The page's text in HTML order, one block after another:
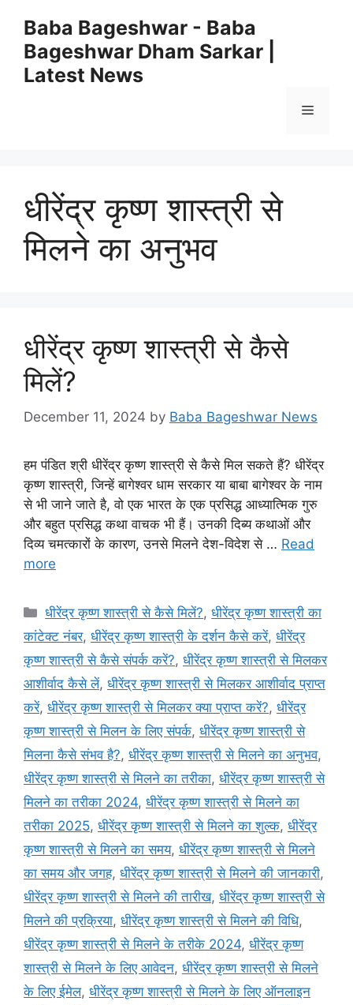
content
Baba Bageshwar - Baba
Bageshwar Dham Sarkar |
Latest News
Menu
धीरेंद्र कृष्ण शास्त्री से
मिलने का अनुभव
धीरेंद्र कृष्ण शास्त्री से कैसे
मिलें?
December 11, 2024 by Baba Bageshwar News
हम पंडित श्री धीरेंद्र कृष्ण शास्त्री से कैसे मिल सकते हैं? धीरेंद्र
कृष्ण शास्त्री, जिन्हें बागेश्वर धाम सरकार या बाबा बागेश्वर के नाम
से भी जाने जाते है, वो एक भारत के एक प्रसिद्ध आध्यात्मिक गुरु
और बहुत प्रसिद्ध कथा वाचक भी हैं। उनकी दिब्य कथाओं और
दिव्य चमत्कारों के कारण, उनसे मिलने देश-विदेश से … Read
more
Categories
धीरेंद्र कृष्ण शास्त्री से कैसे मिलें?,धीरेंद्र कृष्ण शास्त्री का
कांटेक्ट नंबर, धीरेंद्र कृष्ण शास्त्री के दर्शन कैसे करें, धीरेंद्र
कृष्ण शास्त्री से कैसे संपर्क करें?, धीरेंद्र कृष्ण शास्त्री से मिलकर
आशीर्वाद कैसे लें, धीरेंद्र कृष्ण शास्त्री से मिलकर आशीर्वाद प्राप्त
करें, धीरेंद्र कृष्ण शास्त्री से मिलकर क्या प्राप्त करें?, धीरेंद्र
कृष्ण शास्त्री से मिलन के लिए संपर्क, धीरेंद्र कृष्ण शास्त्री से
मिलना कैसे संभव है?, धीरेंद्र कृष्ण शास्त्री से मिलने का अनुभव,
धीरेंद्र कृष्ण शास्त्री से मिलने का तरीका, धीरेंद्र कृष्ण शास्त्री से
मिलने का तरीका 2024, धीरेंद्र कृष्ण शास्त्री से मिलने का
तरीका 2025, धीरेंद्र कृष्ण शास्त्री से मिलने का शुल्क, धीरेंद्र
कृष्ण शास्त्री से मिलने का समय, धीरेंद्र कृष्ण शास्त्री से मिलने
का समय और जगह, धीरेंद्र कृष्ण शास्त्री से मिलने की जानकारी,
धीरेंद्र कृष्ण शास्त्री से मिलने की तारीख, धीरेंद्र कृष्ण शास्त्री से
मिलने की प्रक्रिया, धीरेंद्र कृष्ण शास्त्री से मिलने की विधि,
धीरेंद्र कृष्ण शास्त्री से मिलने के तरीके 2024, धीरेंद्र कृष्ण
शास्त्री से मिलने के लिए आवेदन, धीरेंद्र कृष्ण शास्त्री से मिलने
के लिए ईमेल, धीरेंद्र कृष्ण शास्त्री से मिलने के लिए ऑनलाइन